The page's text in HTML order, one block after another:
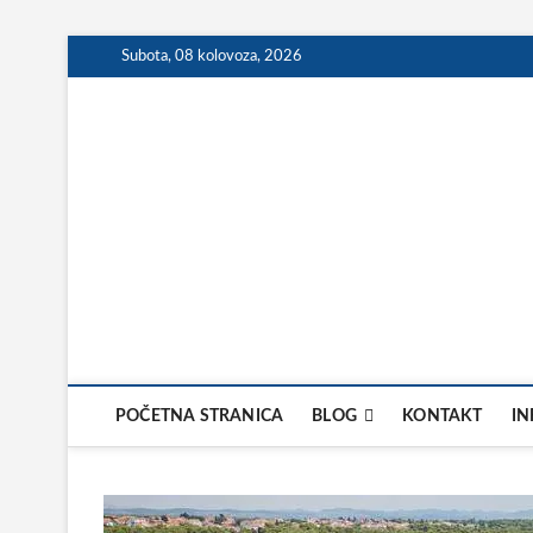
to
Subota, 08 kolovoza, 2026
POČETNA STRANICA BLOG KONTAKT